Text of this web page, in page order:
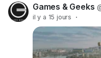
Games & Geeks
il y a 15 jours ·